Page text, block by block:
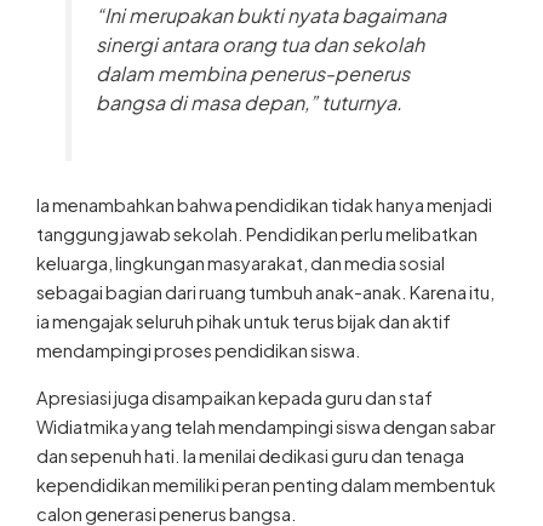
“Ini merupakan bukti nyata bagaimana
sinergi antara orang tua dan sekolah
dalam membina penerus-penerus
bangsa di masa depan,” tuturnya.
Ia menambahkan bahwa pendidikan tidak hanya menjadi
tanggung jawab sekolah. Pendidikan perlu melibatkan
keluarga, lingkungan masyarakat, dan media sosial
sebagai bagian dari ruang tumbuh anak-anak. Karena itu,
ia mengajak seluruh pihak untuk terus bijak dan aktif
mendampingi proses pendidikan siswa.
Apresiasi juga disampaikan kepada guru dan staf
Widiatmika yang telah mendampingi siswa dengan sabar
dan sepenuh hati. Ia menilai dedikasi guru dan tenaga
kependidikan memiliki peran penting dalam membentuk
calon generasi penerus bangsa.